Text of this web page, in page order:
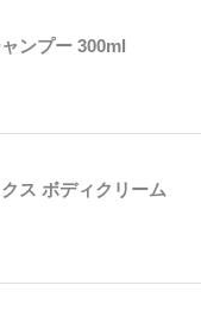
ンプー 300ml
ス ボディクリーム